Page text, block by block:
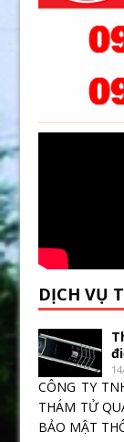
DỊCH VỤ
CÔNG TY
THÁM TỬ
BẢO MẬT